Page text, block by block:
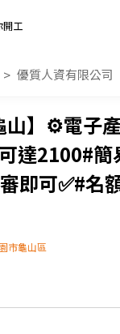
開工
優質人資有限公司
山】⚙️電子
達2100#簡
即可✅#名
市龜山區